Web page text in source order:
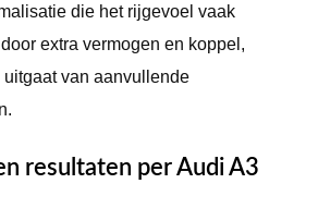
die het rijgevoel vaak
extra vermogen en koppel,
van aanvullende
resultaten per Audi A3